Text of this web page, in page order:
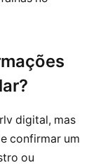
digital, mas
confirmar um
ou